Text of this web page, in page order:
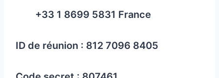
+33 1 8699 5831 France
ID de réunion : 812 7096 8405